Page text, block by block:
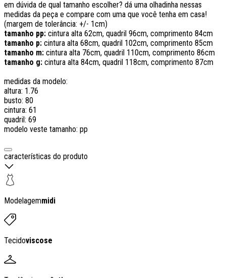
em dúvida de qual tamanho escolher? dá uma olhadinha nessas
medidas da peça e compare com uma que você tenha em casa!
(margem de tolerância: +/- 1cm)
tamanho pp: cintura alta 62cm, quadril 96cm, comprimento 84cm
tamanho p: cintura alta 68cm, quadril 102cm, comprimento 85cm
tamanho m: cintura alta 76cm, quadril 110cm, comprimento 86cm
tamanho g: cintura alta 84cm, quadril 118cm, comprimento 87cm
medidas da modelo:
altura: 1.76
busto: 80
cintura: 61
quadril: 69
modelo veste tamanho: pp
características do produto
Modelagemmidi
Tecidoviscose